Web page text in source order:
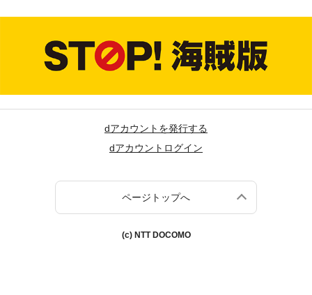
dアカウントを発行する
dアカウントログイン
ページトップへ
(c) NTT DOCOMO